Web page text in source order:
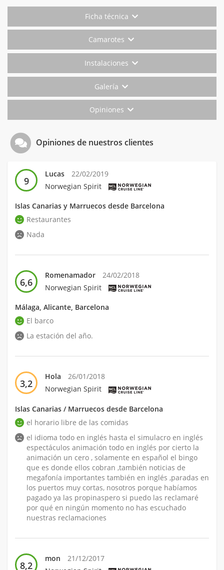
Ficha técnica
Camarotes
Instalaciones
Galería
Opiniones
Opiniones de nuestros clientes
9
Lucas
22/02/2019
Norwegian Spirit
Islas Canarias y Marruecos desde Barcelona
Restaurantes
Nada
6,6
Romenamador
24/02/2018
Norwegian Spirit
Málaga, Alicante, Barcelona
El barco
La estación del año.
3,2
Hola
26/01/2018
Norwegian Spirit
Islas Canarias / Marruecos desde Barcelona
el horario libre de las comidas
el idioma todo en inglés hasta el simulacro en inglés
espectáculos animación todo en inglés por cierto la
animación un cero , solamente en español el bingo
que es donde ellos cobran ,también noticias de
megafonía importantes también en inglés ,paradas en
los puertos muy cortas, nosotros porque habíamos
pagado ya las propinaspero si puedo las reclamaré
por qué en ningún momento no has escuchado
nuestras reclamaciones
8,2
mon
21/12/2017